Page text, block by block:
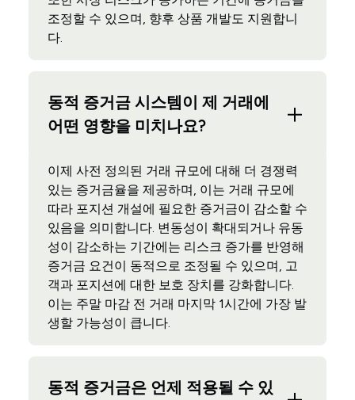
조정할 수 있으며, 향후 상품 개발도 지원합니
다.
동적 증거금 시스템이 제 거래에
어떤 영향을 미치나요?
이제 사전 정의된 거래 규모에 대해 더 경쟁력
있는 증거금율을 제공하며, 이는 거래 규모에
따라 포지션 개설에 필요한 증거금이 감소할 수
있음을 의미합니다. 변동성이 확대되거나 유동
성이 감소하는 기간에는 리스크 증가를 반영해
증거금 요건이 동적으로 조정될 수 있으며, 고
객과 포지션에 대한 보호 장치를 강화합니다.
이는 주말 마감 전 거래 마지막 1시간에 가장 발
생할 가능성이 큽니다.
동적 증거금은 언제 적용될 수 있